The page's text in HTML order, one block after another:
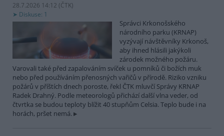
28.7.2026 14:12 (ČTK)
Diskuse: 1
Správci Krkonošského
národního parku (KRNAP)
vyzývají návštěvníky Krkonoš,
aby ihned hlásili jakýkoli
zárodek možného požáru.
Varovali také před zapalováním svíček u pomníků či božích muk
nebo před používáním přenosných vařičů v přírodě. Riziko vzniku
požárů v příštích dnech poroste, řekl ČTK mluvčí Správy KRNAP
Radek Drahný. Podle meteorologů přichází další vlna veder, od
čtvrtka se budou teploty blížit 40 stupňům Celsia. Teplo bude i na
horách, pršet nemá.